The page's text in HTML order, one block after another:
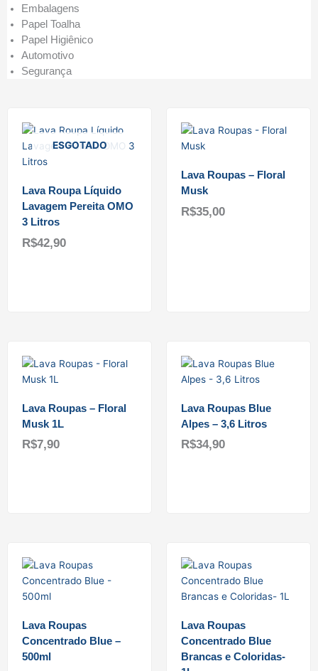
Embalagens
Papel Toalha
Papel Higiênico
Automotivo
Segurança
ESGOTADO
Lava Roupa Líquido
Lavagem Pereita OMO
3 Litros
R$42,90
Lava Roupas – Floral
Musk
R$35,00
Lava Roupas – Floral
Musk 1L
R$7,90
Lava Roupas Blue
Alpes – 3,6 Litros
R$34,90
Lava Roupas
Concentrado Blue –
500ml
Lava Roupas
Concentrado Blue
Brancas e Coloridas-